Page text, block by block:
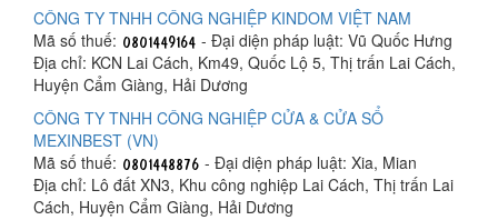
CÔNG TY TNHH CÔNG NGHIỆP KINDOM VIỆT NAM
Mã số thuế:
- Đại diện pháp luật: Vũ Quốc Hưng
Địa chỉ: KCN Lai Cách, Km49, Quốc Lộ 5, Thị trấn Lai Cách,
Huyện Cẩm Giàng, Hải Dương
CÔNG TY TNHH CÔNG NGHIỆP CỬA & CỬA SỔ
MEXINBEST (VN)
Mã số thuế:
- Đại diện pháp luật: Xia, Mian
Địa chỉ: Lô đất XN3, Khu công nghiệp Lai Cách, Thị trấn Lai
Cách, Huyện Cẩm Giàng, Hải Dương